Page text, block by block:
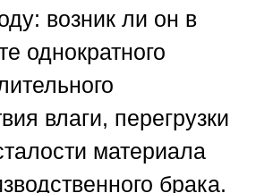
возник ли он в
однократного
влаги, перегрузки
материала
брака.